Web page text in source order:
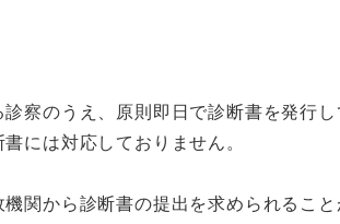
察のうえ、原則即日で診断書を発行
には対応しておりません。
関から診断書の提出を求められるこ